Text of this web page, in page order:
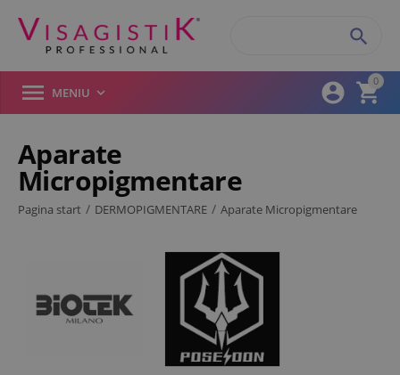
0



 MENIU 
Filtre produse
Amiea
Artistry
Aparate
Micropigmentare
Pagina start / DERMOPIGMENTARE / Aparate Micropigmentare